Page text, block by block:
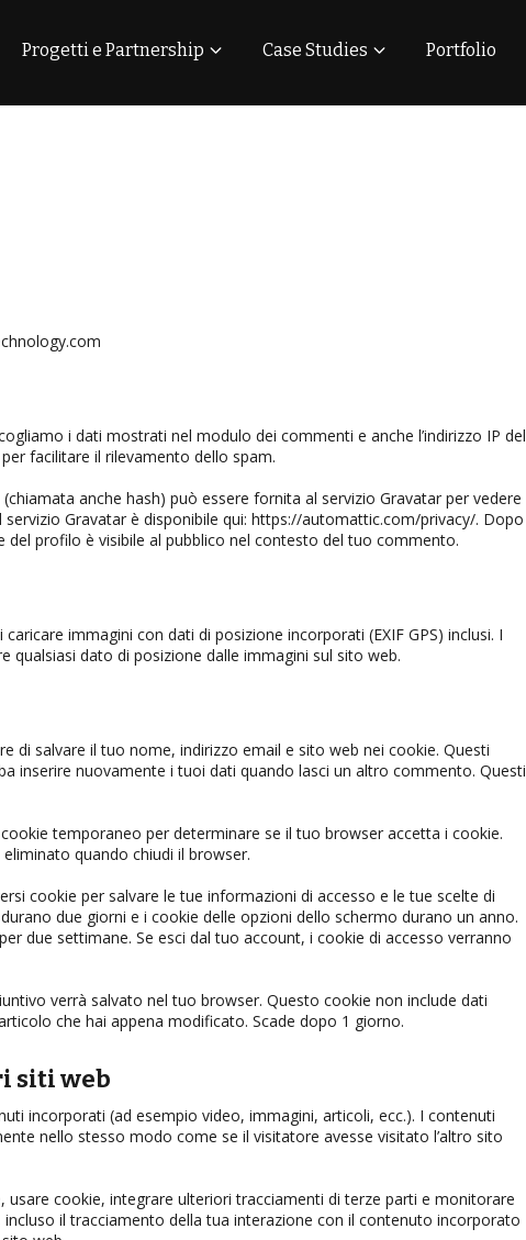
Progetti e Partnership Case Studies Portfolio
i dati mostrati nel modulo dei commenti e anche l’indirizzo IP del
facilitare il rilevamento dello spam.
anche hash) può essere fornita al servizio Gravatar per vedere
servizio Gravatar è disponibile qui: https://automattic.com/privacy/. Dopo
profilo è visibile al pubblico nel contesto del tuo commento.
immagini con dati di posizione incorporati (EXIF GPS) inclusi. I
qualsiasi dato di posizione dalle immagini sul sito web.
di salvare il tuo nome, indirizzo email e sito web nei cookie. Questi
inserire nuovamente i tuoi dati quando lasci un altro commento. Questi
temporaneo per determinare se il tuo browser accetta i cookie.
quando chiudi il browser.
cookie per salvare le tue informazioni di accesso e le tue scelte di
due giorni e i cookie delle opzioni dello schermo durano un anno.
due settimane. Se esci dal tuo account, i cookie di accesso verranno
verrà salvato nel tuo browser. Questo cookie non include dati
che hai appena modificato. Scade dopo 1 giorno.
siti web
incorporati (ad esempio video, immagini, articoli, ecc.). I contenuti
nello stesso modo come se il visitatore avesse visitato l’altro sito
cookie, integrare ulteriori tracciamenti di terze parti e monitorare
il tracciamento della tua interazione con il contenuto incorporato